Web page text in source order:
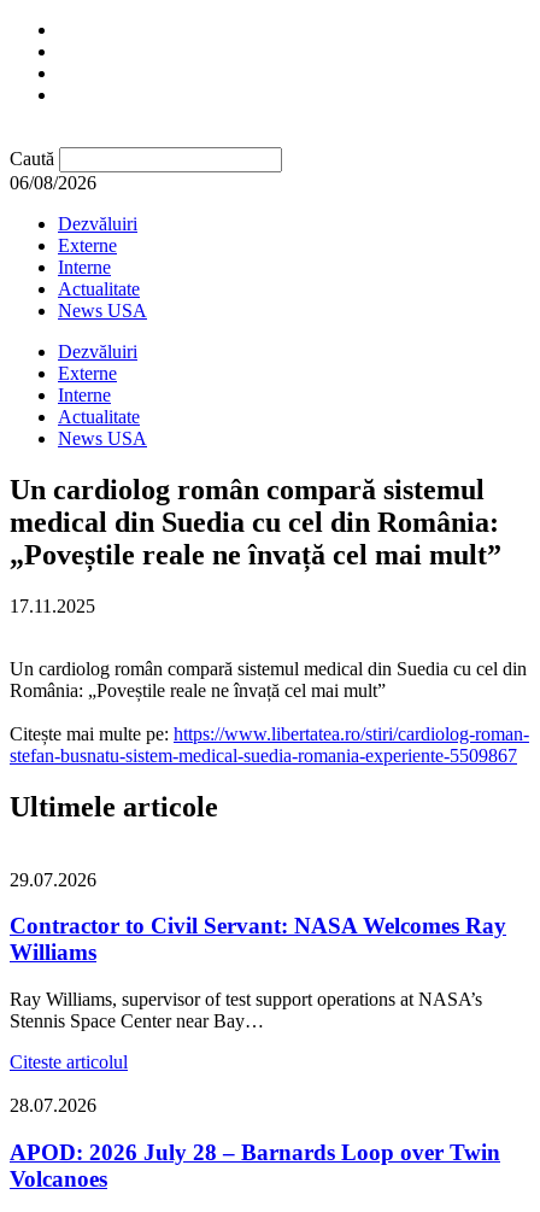
Caută
06/08/2026
Dezvăluiri
Externe
Interne
Actualitate
News USA
Dezvăluiri
Externe
Interne
Actualitate
News USA
Un cardiolog român compară sistemul
medical din Suedia cu cel din România:
„Poveștile reale ne învață cel mai mult”
17.11.2025
Un cardiolog român compară sistemul medical din Suedia cu cel din
România: „Poveștile reale ne învață cel mai mult”
Citește mai multe pe: https://www.libertatea.ro/stiri/cardiolog-roman-
stefan-busnatu-sistem-medical-suedia-romania-experiente-5509867
Ultimele articole
29.07.2026
Contractor to Civil Servant: NASA Welcomes Ray
Williams
Ray Williams, supervisor of test support operations at NASA’s
Stennis Space Center near Bay…
Citeste articolul
28.07.2026
APOD: 2026 July 28 – Barnards Loop over Twin
Volcanoes